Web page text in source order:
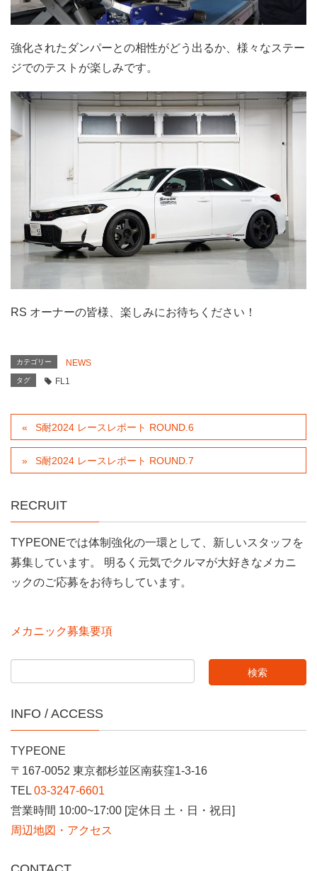
強化されたダンパーとの相性がどう出るか、様々なステー
ジでのテストが楽しみです。
RS オーナーの皆様、楽しみにお待ちください！
カテゴリー NEWS
タグ FL1
S耐2024 レースレポート ROUND.6
S耐2024 レースレポート ROUND.7
RECRUIT
TYPEONEでは体制強化の一環として、新しいスタッフを
募集しています。 明るく元気でクルマが大好きなメカニ
ックのご応募をお待ちしています。
メカニック募集要項
INFO / ACCESS
TYPEONE
〒167-0052 東京都杉並区南荻窪1-3-16
TEL 03-3247-6601
営業時間 10:00~17:00 [定休日 土・日・祝日]
周辺地図・アクセス